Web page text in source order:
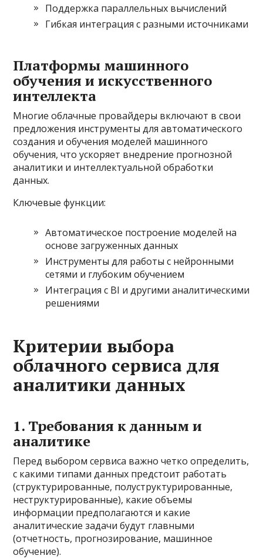
Поддержка параллельных вычислений
Гибкая интеграция с разными источниками
Платформы машинного
обучения и искусственного
интеллекта
Многие облачные провайдеры включают в свои
предложения инструменты для автоматического
создания и обучения моделей машинного
обучения, что ускоряет внедрение прогнозной
аналитики и интеллектуальной обработки
данных.
Ключевые функции:
Автоматическое построение моделей на
основе загруженных данных
Инструменты для работы с нейронными
сетями и глубоким обучением
Интеграция с BI и другими аналитическими
решениями
Критерии выбора
облачного сервиса для
аналитики данных
1. Требования к данным и
аналитике
Перед выбором сервиса важно четко определить,
с какими типами данных предстоит работать
(структурированные, полуструктурированные,
неструктурированные), какие объемы
информации предполагаются и какие
аналитические задачи будут главными
(отчетность, прогнозирование, машинное
обучение).